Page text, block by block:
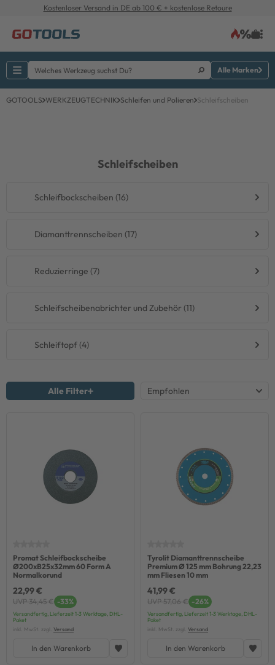
Kostenloser Versand in DE ab 100 € + kostenlose Retoure
Alle Marken
GOTOOLS WERKZEUGTECHNIK Schleifen und Polieren Schleifscheiben
Schleifscheiben
Schleifbockscheiben (16)
Diamanttrennscheiben (17)
Reduzierringe (7)
Schleifscheibenabrichter und Zubehör (11)
Schleiftopf (4)
Alle Filter
Promat Schleifbockscheibe
Ø200xB25x32mm 60 Form A
Normalkorund
22,99 €
UVP 34,45 € -33%
Versandfertig, Lieferzeit 1-3 Werktage, DHL-
Paket
inkl. MwSt. zzgl. Versand
In den Warenkorb
Tyrolit Diamanttrennscheibe
Premium Ø 125 mm Bohrung 22,23
mm Fliesen 10 mm
41,99 €
UVP 57,06 € -26%
Versandfertig, Lieferzeit 1-3 Werktage, DHL-
Paket
inkl. MwSt. zzgl. Versand
In den Warenkorb